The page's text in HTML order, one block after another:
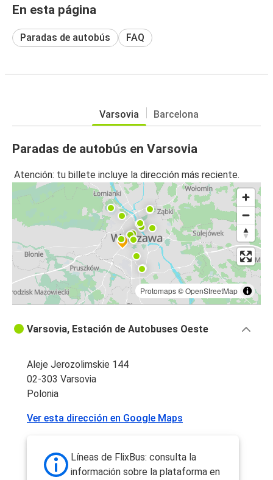
En esta página
Paradas de autobús FAQ
Varsovia Barcelona
Paradas de autobús en Varsovia
Atención: tu billete incluye la dirección más reciente.
Protomaps©OpenStreetMap
Varsovia, Estación de Autobuses Oeste
Aleje Jerozolimskie 144
02-303 Varsovia
Polonia
Ver esta dirección en Google Maps
Líneas de FlixBus: consulta la
información sobre la plataforma en